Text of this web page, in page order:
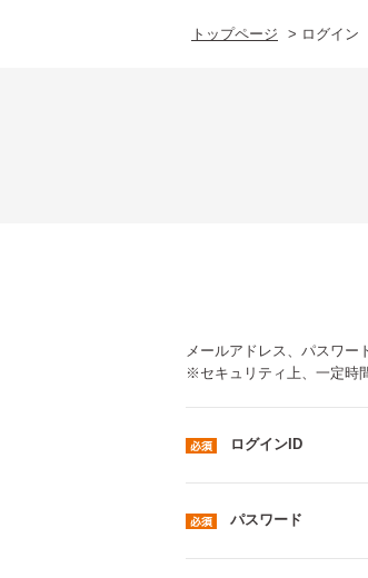
トップページ
> ログイン
メールアドレス、パスワー
※セキュリティ上、一定時
ログインID
パスワード